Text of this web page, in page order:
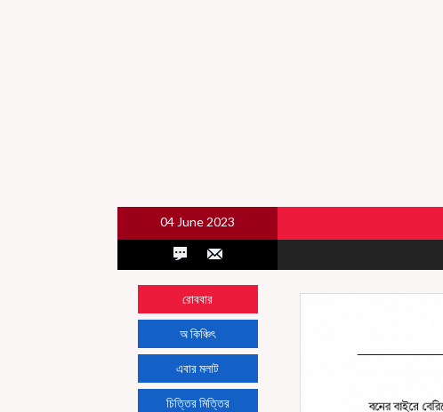
04 June 2023
রোববার
অ কিঞ্চিৎ
এবার মলাট
চিত্তির মিত্তির